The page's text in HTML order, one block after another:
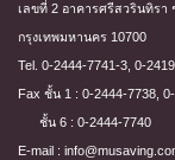
เลขที่ 2 อาคารศรีสวรินทิรา
กรุงเทพมหานคร 10700
Tel. 0-2444-7741-3, 0-
Fax ชั้น 1 : 0-2444-7738,
ชั้น 6 : 0-2444-7740
E-mail :